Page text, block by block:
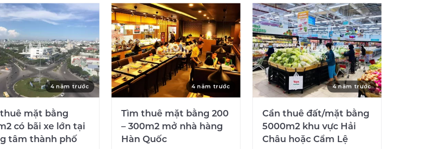
4 năm trước
mặt bằng
có bãi xe lớn tại
tâm thành phố
4 năm trước
Tìm thuê mặt bằng 200
– 300m2 mở nhà hàng
Hàn Quốc
4 năm trước
Cần thuê đất/mặt bằng
5000m2 khu vực Hải
Châu hoặc Cẩm Lệ